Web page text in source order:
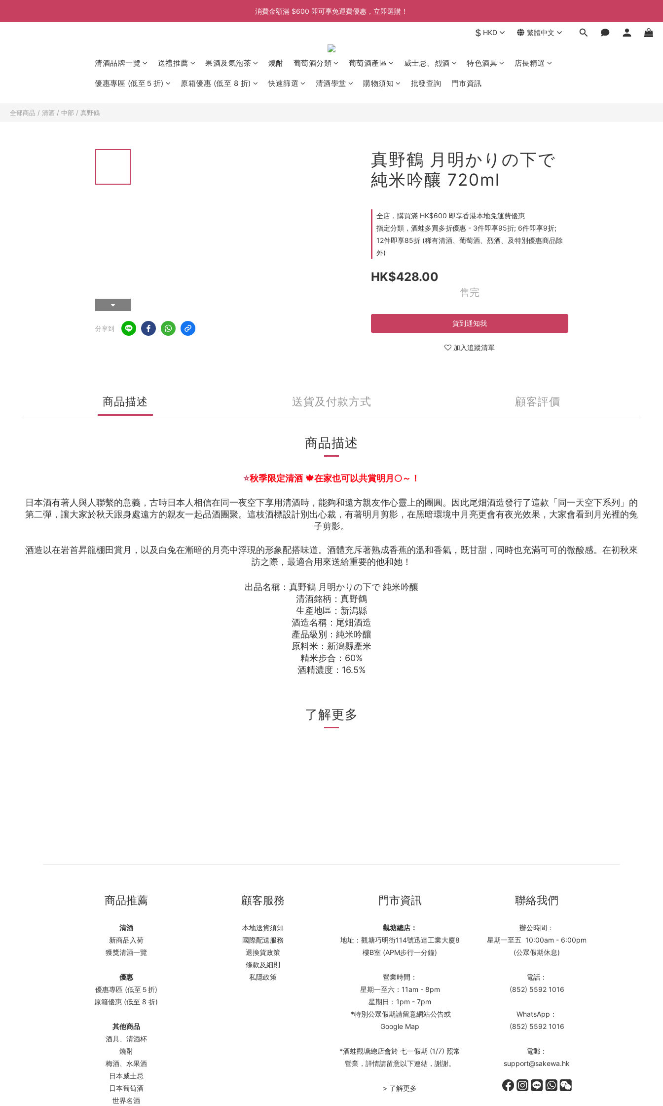
消費金額滿 $600 即可享免運費優惠，立即選購！
消費金額滿 $600 即可享免運費優惠，立即選購！
$ HKD 繁體中文
清酒品牌一覽 送禮推薦 果酒及氣泡茶 燒酎 葡萄酒分類 葡萄酒產區 威士忌、烈酒 特色酒具 店長精選
優惠專區 (低至５折) 原箱優惠 (低至 8 折) 快速篩選 清酒學堂 購物須知 批發查詢 門市資訊
全部商品 / 清酒 / 中部 / 真野鶴
分享到
真野鶴 月明かりの下で
純米吟釀 720ml
全店，購買滿 HK$600 即享香港本地免運費優惠
指定分類，酒蛙多買多折優惠 - 3件即享95折; 6件即享9折;
12件即享85折 (稀有清酒、葡萄酒、烈酒、及特別優惠商品除
外)
HK$428.00
售完
貨到通知我
加入追蹤清單
商品描述 送貨及付款方式 顧客評價
商品描述
⭐秋季限定清酒 🍁在家也可以共賞明月🌕～！
日本酒有著人與人聯繫的意義，古時日本人相信在同一夜空下享用清酒時，能夠和遠方親友作心靈上的團圓。因此尾畑酒造發行了這款「同一天空下系列」的
第二彈，讓大家於秋天跟身處遠方的親友一起品酒團聚。這枝酒標設計別出心裁，有著明月剪影，在黑暗環境中月亮更會有夜光效果，大家會看到月光裡的兔
子剪影。
酒造以在岩首昇龍棚田賞月，以及白兔在漸暗的月亮中浮現的形象配搭味道。酒體充斥著熟成香蕉的溫和香氣，既甘甜，同時也充滿可可的微酸感。在初秋來
訪之際，最適合用來送給重要的他和她！
出品名稱：真野鶴 月明かりの下で 純米吟釀
清酒銘柄： 真野鶴
生產地區：新潟縣
酒造名稱：尾畑酒造
產品級別： 純米吟釀
原料米：新潟縣產米
精米步合：60%
酒精濃度：16.5%
了解更多
商品推薦
清酒
新商品入荷
獲獎清酒一覽
優惠
優惠專區 (低至５折)
原箱優惠 (低至 8 折)
其他商品
酒具、清酒杯
燒酎
梅酒、水果酒
日本威士忌
日本葡萄酒
世界名酒
顧客服務
本地送貨須知
國際配送服務
退換貨政策
條款及細則
私隱政策
門市資訊
觀塘總店：
地址：觀塘巧明街114號迅達工業大廈8
樓B室 (APM步行一分鐘)
營業時間：
星期一至六：11am - 8pm
星期日：1pm - 7pm
*特別公眾假期請留意網站公告或
Google Map
*酒蛙觀塘總店會於 七一假期 (1/7) 照常
營業，詳情請留意以下連結，謝謝。
> 了解更多
聯絡我們
辦公時間：
星期一至五 10:00am - 6:00pm
(公眾假期休息)
電話：
(852) 5592 1016
WhatsApp：
(852) 5592 1016
電郵：
support@sakewa.hk